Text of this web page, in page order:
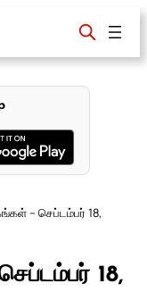
– செப்டம்பர் 18,
18,